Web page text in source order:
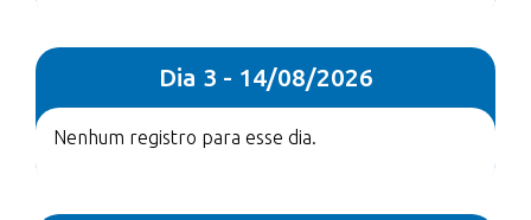
Dia 3 - 14/08/2026
Nenhum registro para esse dia.